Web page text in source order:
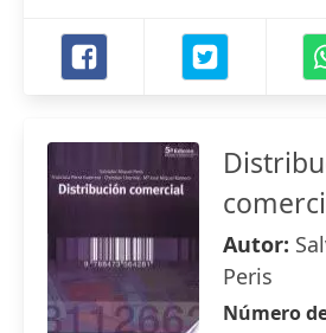
Autor:
Peris
Número